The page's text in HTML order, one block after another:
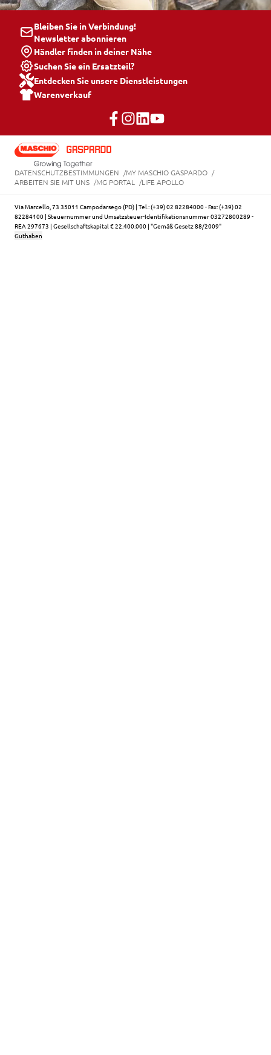
Bleiben Sie in Verbindung!
Newsletter abonnieren
Händler finden in deiner Nähe
Suchen Sie ein Ersatzteil?
Entdecken Sie unsere Dienstleistungen
Warenverkauf
DATENSCHUTZBESTIMMUNGEN
MY MASCHIO GASPARDO
ARBEITEN SIE MIT UNS
MG PORTAL LIFE APOLLO
Via Marcello, 73 35011 Campodarsego (PD) | Tel.: (+39) 02 82284000 - Fax: (+39) 02
82284100 | Steuernummer und Umsatzsteuer-Identifikationsnummer 03272800289 -
REA 297673 | Gesellschaftskapital € 22.400.000 | "Gemäß Gesetz 88/2009"
Guthaben